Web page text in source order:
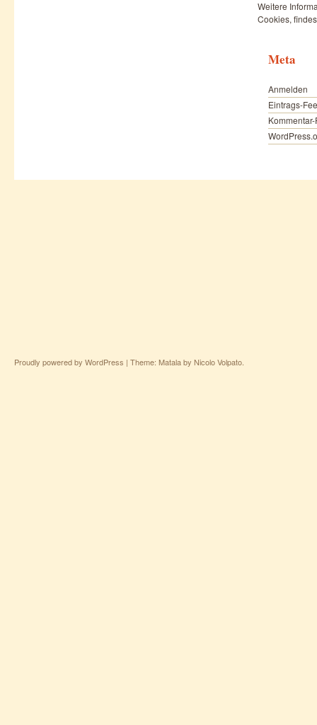
Weitere
Cookies,
Meta
Anmelden
Eintrags-
Proudly powered by WordPress | Theme: Matala by Nicolo Volpato